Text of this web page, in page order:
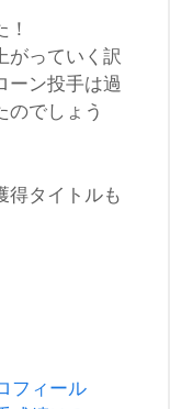
がっていく訳
ーン投手は過
のでしょう
得タイトルも
フィール